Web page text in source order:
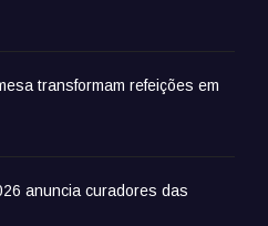
transformam refeições em
anuncia curadores das